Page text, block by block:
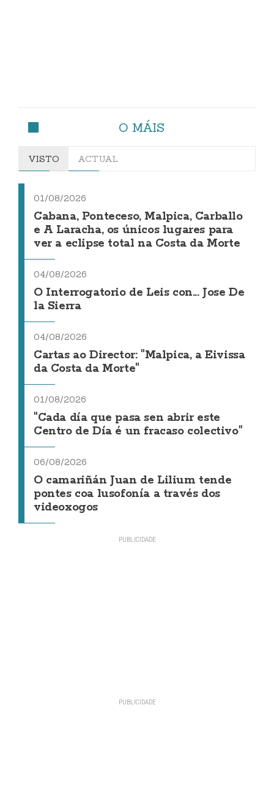
O MÁIS
VISTO ACTUAL
01/08/2026
Cabana, Ponteceso, Malpica, Carballo
e A Laracha, os únicos lugares para
ver a eclipse total na Costa da Morte
04/08/2026
O Interrogatorio de Leis con... Jose De
la Sierra
04/08/2026
Cartas ao Director: "Malpica, a Eivissa
da Costa da Morte"
01/08/2026
"Cada día que pasa sen abrir este
Centro de Día é un fracaso colectivo"
06/08/2026
O camariñán Juan de Lilium tende
pontes coa lusofonía a través dos
videoxogos